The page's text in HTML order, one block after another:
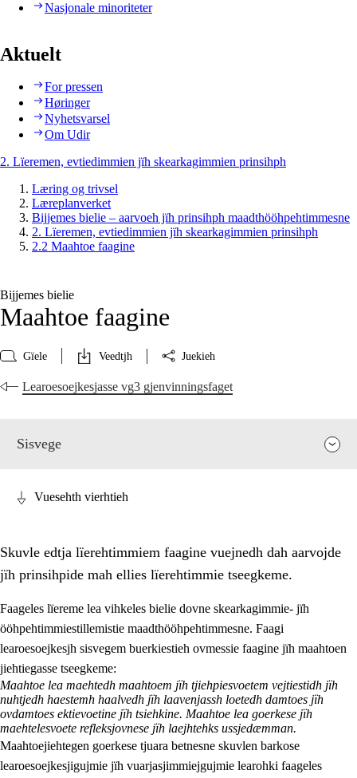
Nasjonale minoriteter
Aktuelt
For pressen
Høringer
Nyhetsvarsel
Om Udir
2. Lïeremen, evtiedimmien jïh skearkagimmien prinsihph
Læring og trivsel
Læreplanverket
Bijjemes bielie – aarvoeh jïh prinsihph maadthööhpehtimmesne
2. Lïeremen, evtiedimmien jïh skearkagimmien prinsihph
2.2 Maahtoe faagine
Bijjemes bielie
Maahtoe faagine
Gïele Veedtjh Juekieh
Learoesoejkesjasse vg3 gjenvinningsfaget
Sisvege
2. Lïeremen, evtiedimmien jïh skearkagimmien prinsihph
2.1 Sosijaale lïereme jïh evtiedimmie
2.2 Maahtoe faagine
Vuesehth vierhtieh
Skuvle edtja lïerehtimmiem faagine vuejnedh dah aarvojde
jïh prinsihpide mah ellies lïerehtimmie tseegkeme.
Faageles lïereme lea vihkeles bielie dovne skearkagimmie- jïh
ööhpehtimmiestillemistie maadthööhpehtimmesne. Faagi
learoesoejkesjh sisvegem buerkiestieh ovmessie faagine jïh maahtoen
jiehtiegasse tseegkeme:
Maahtoe lea maehtedh maahtoem jïh tjiehpiesvoetem vejtiestidh jïh
nuhtjedh haestemh haalvedh jïh laavenjassh loetedh damtoes jïh
ovdamtoes ektievoetine jïh tsiehkine. Maahtoe lea goerkese jïh
maehtelesvoete refleksjovnese jïh laejhtehks ussjedæmman.
Maahtoejiehtegen goerkese tjuara betnesne skuvlen barkose
learoesoejkesjigujmie jïh vuarjasjimmiejgujmie learohki faageles